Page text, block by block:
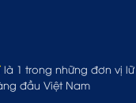
là 1 trong những đơn vị
đầu Việt Nam